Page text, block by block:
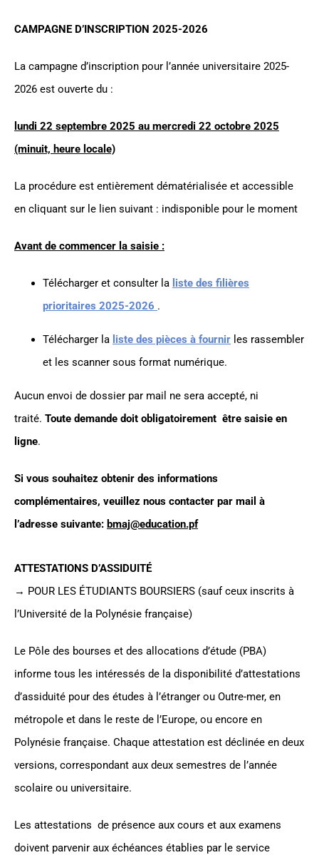
CAMPAGNE D’INSCRIPTION 2025-2026
La campagne d’inscription pour l’année universitaire 2025-
2026 est ouverte du :
lundi 22 septembre 2025 au mercredi 22 octobre 2025
(minuit, heure locale)
La procédure est entièrement dématérialisée et accessible
en cliquant sur le lien suivant : indisponible pour le moment
Avant de commencer la saisie :
Télécharger et consulter la liste des filières
prioritaires 2025-2026 .
Télécharger la liste des pièces à fournirles rassembler
et les scanner sous format numérique.
Aucun envoi de dossier par mail ne sera accepté, ni
traité. Toute demande doit obligatoirement être saisie en
ligne.
Si vous souhaitez obtenir des informations
complémentaires, veuillez nous contacter par mail à
l’adresse suivante: bmaj@education.pf
ATTESTATIONS D’ASSIDUITÉ
→ POUR LES ÉTUDIANTS BOURSIERS (sauf ceux inscrits à
l’Université de la Polynésie française)
Le Pôle des bourses et des allocations d’étude (PBA)
informe tous les intéressés de la disponibilité d’attestations
d’assiduité pour des études à l’étranger ou Outre-mer, en
métropole et dans le reste de l’Europe, ou encore en
Polynésie française. Chaque attestation est déclinée en deux
versions, correspondant aux deux semestres de l’année
scolaire ou universitaire.
Les attestations de présence aux cours et aux examens
doivent parvenir aux échéances établies par le service